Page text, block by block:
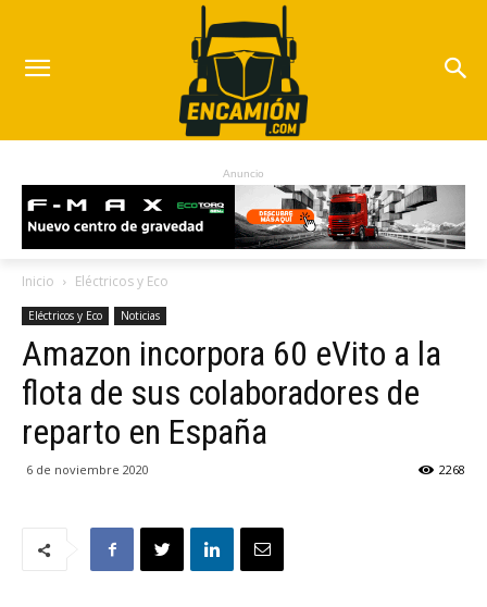
Anuncio
Inicio Eléctricos y Eco
Eléctricos y Eco Noticias
Amazon incorpora 60 eVito a la
flota de sus colaboradores de
reparto en España
6 de noviembre 2020 2268